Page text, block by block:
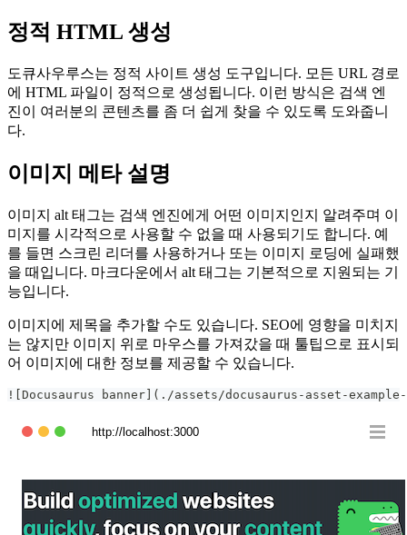
정적 HTML 생성
도큐사우루스는 정적 사이트 생성 도구입니다. 모든 URL 경로
에 HTML 파일이 정적으로 생성됩니다. 이런 방식은 검색 엔
진이 여러분의 콘텐츠를 좀 더 쉽게 찾을 수 있도록 도와줍니
다.
이미지 메타 설명
이미지 alt 태그는 검색 엔진에게 어떤 이미지인지 알려주며 이
미지를 시각적으로 사용할 수 없을 때 사용되기도 합니다. 예
를 들면 스크린 리더를 사용하거나 또는 이미지 로딩에 실패했
을 때입니다. 마크다운에서 alt 태그는 기본적으로 지원되는 기
능입니다.
이미지에 제목을 추가할 수도 있습니다. SEO에 영향을 미치지
는 않지만 이미지 위로 마우스를 가져갔을 때 툴팁으로 표시되
어 이미지에 대한 정보를 제공할 수 있습니다.
![Docusaurus banner](./assets/docusaurus-asset-
http://localhost:3000